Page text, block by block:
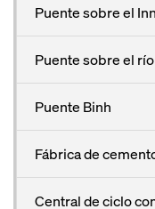
Puente sobre el
Puente sobre el
Puente Binh
Fábrica de
Central de ciclo